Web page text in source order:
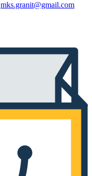
mks.granit@gmail.com